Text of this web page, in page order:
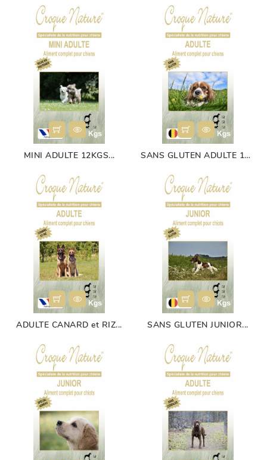
MINI ADULTE 12KGS... SANS GLUTEN ADULTE 12...
ADULTE CANARD et RIZ... SANS GLUTEN JUNIOR...